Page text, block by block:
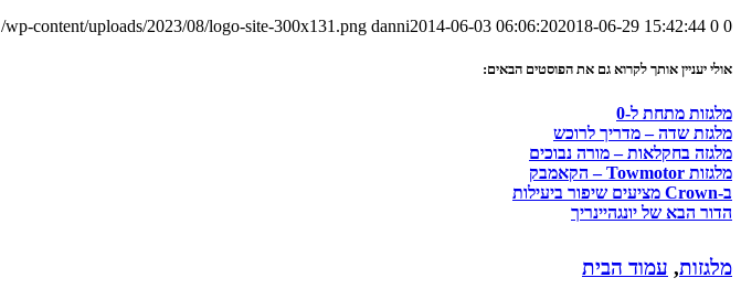
0
0
/wp-content/uploads/2023/08/logo-site-300x131.png danni2014-06-03 06:06:202018-06-29 15:42:44
אולי יעניין אותך לקרוא גם את הפוסטים הבאים:
מלגזות מתחת ל-0
מלגזת שדה – מדריך לרוכש
מלגזה בחקלאות – מורה נבוכים
מלגזות Towmotor – הקאמבק
ב-Crown מציעים שיפור ביעילות
הדור הבא של יונגהיינריך
מלגזות, עמוד הבית